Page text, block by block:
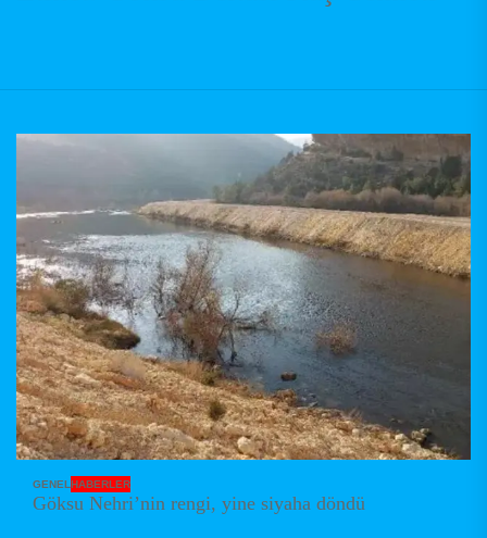
GENELHABERLER
Göksu Nehri’nin rengi, yine siyaha döndü